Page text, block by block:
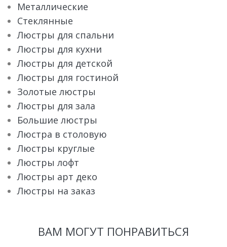
Металлические
Стеклянные
Люстры для спальни
Люстры для кухни
Люстры для детской
Люстры для гостиной
Золотые люстры
Люстры для зала
Большие люстры
Люстра в столовую
Люстры круглые
Люстры лофт
Люстры арт деко
Люстры на заказ
ВАМ МОГУТ ПОНРАВИТЬСЯ